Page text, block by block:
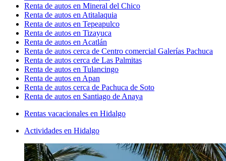
Renta de autos en Mineral del Chico
Renta de autos en Atitalaquia
Renta de autos en Tepeapulco
Renta de autos en Tizayuca
Renta de autos en Acatlán
Renta de autos cerca de Centro comercial Galerías Pachuca
Renta de autos cerca de Las Palmitas
Renta de autos en Tulancingo
Renta de autos en Apan
Renta de autos cerca de Pachuca de Soto
Renta de autos en Santiago de Anaya
Rentas vacacionales en Hidalgo
Actividades en Hidalgo